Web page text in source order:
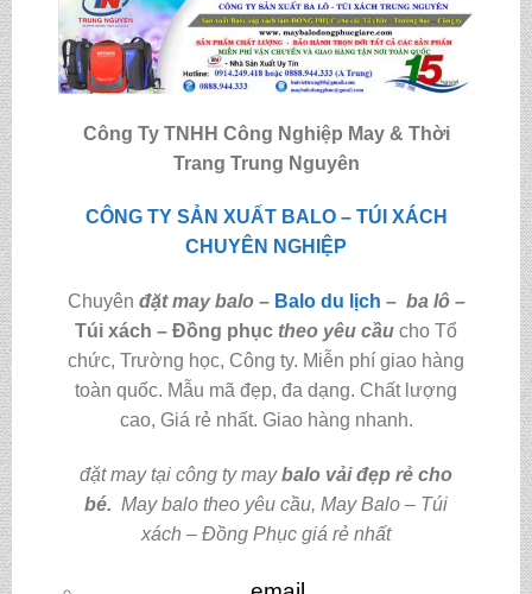
Công Ty TNHH Công Nghiệp May & Thời
Trang Trung Nguyên
CÔNG TY SẢN XUẤT BALO – TÚI XÁCH
CHUYÊN NGHIỆP
Chuyên đặt may balo– Balo du lịch – ba lô –
Túi xách – Đồng phục theo yêu cầu cho Tổ
chức, Trường học, Công ty. Miễn phí giao hàng
toàn quốc. Mẫu mã đẹp, đa dạng. Chất lượng
cao, Giá rẻ nhất. Giao hàng nhanh.
đặt may tại công ty maybalo vải đẹp rẻ cho
bé. May balo theo yêu cầu, May Balo – Túi
xách – Đồng Phục giá rẻ nhất